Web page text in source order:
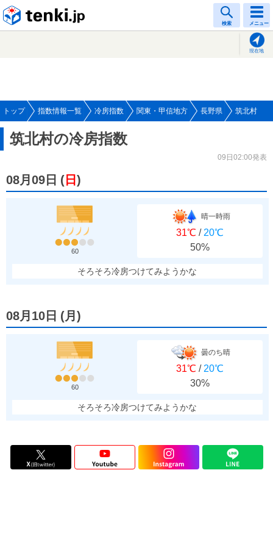
検索 メニュー
現在地
トップ 指数情報一覧 冷房指数 関東・甲信地方 長野県 筑北村
筑北村の冷房指数
09日02:00発表
08月09日 ( 日 )
60
晴一時雨
31℃ / 20℃
50%
そろそろ冷房つけてみようかな
08月10日 (月 )
60
曇のち晴
31℃ / 20℃
30%
そろそろ冷房つけてみようかな